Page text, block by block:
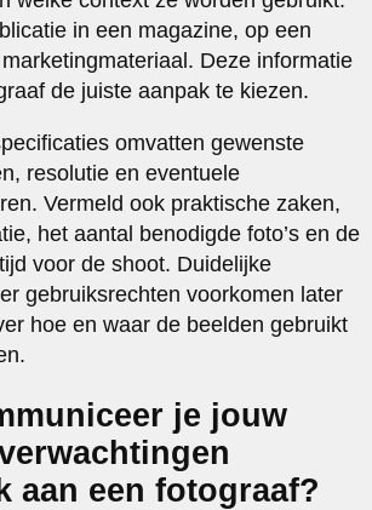
in een magazine, op een
Deze informatie
de juiste aanpak te kiezen.
omvatten gewenste
resolutie en eventuele
Vermeld ook praktische zaken,
het aantal benodigde foto’s en de
voor de shoot. Duidelijke
gebruiksrechten voorkomen later
hoe en waar de beelden gebruikt
je jouw
aan een fotograaf?